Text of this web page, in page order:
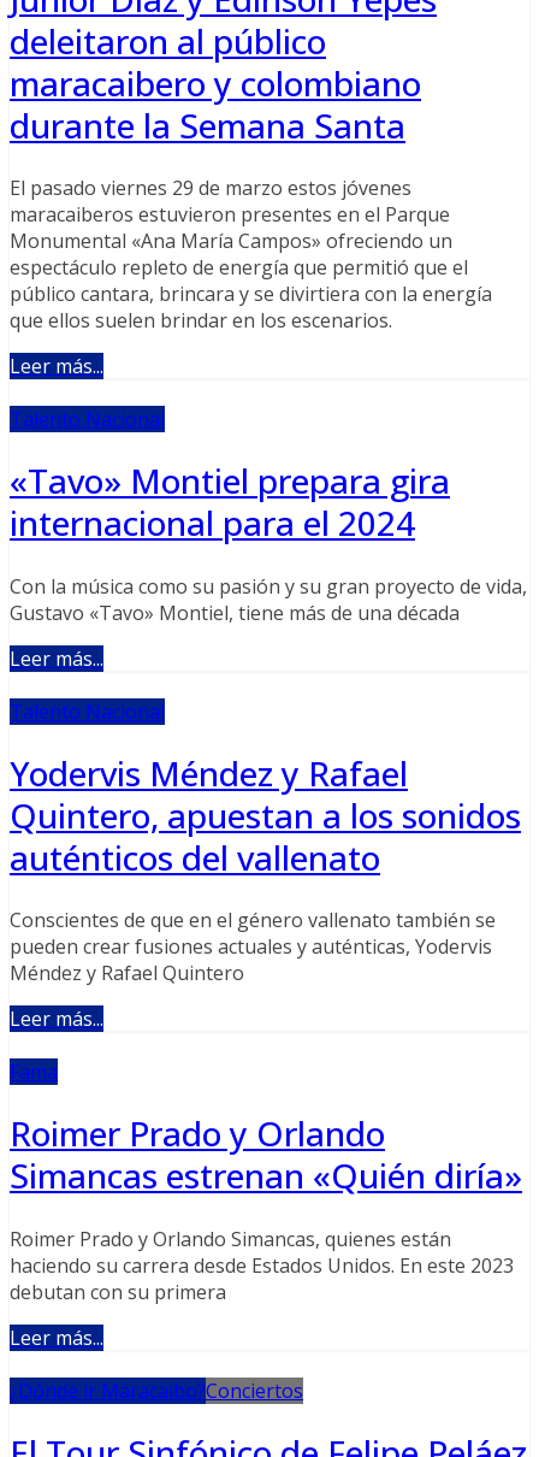
deleitaron al público
maracaibero y colombiano
durante la Semana Santa
El pasado viernes 29 de marzo estos jóvenes
maracaiberos estuvieron presentes en el Parque
Monumental «Ana María Campos» ofreciendo un
espectáculo repleto de energía que permitió que el
público cantara, brincara y se divirtiera con la energía
que ellos suelen brindar en los escenarios.
Leer más...
Talento Nacional
«Tavo» Montiel prepara gira
internacional para el 2024
Con la música como su pasión y su gran proyecto de vida,
Gustavo «Tavo» Montiel, tiene más de una década
Leer más...
Talento Nacional
Yodervis Méndez y Rafael
Quintero, apuestan a los sonidos
auténticos del vallenato
Conscientes de que en el género vallenato también se
pueden crear fusiones actuales y auténticas, Yodervis
Méndez y Rafael Quintero
Leer más...
Fama
Roimer Prado y Orlando
Simancas estrenan «Quién diría»
Roimer Prado y Orlando Simancas, quienes están
haciendo su carrera desde Estados Unidos. En este 2023
debutan con su primera
Leer más...
¿Dónde ir Maracaibo?Conciertos